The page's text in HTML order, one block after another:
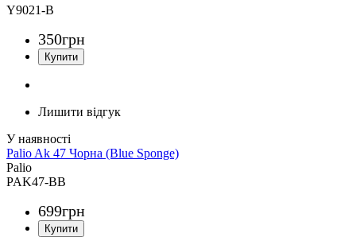
Y9021-B
350грн
Лишити відгук
Palio Ak 47 Чорна (Blue Sponge)
Palio
PAK47-BB
699грн